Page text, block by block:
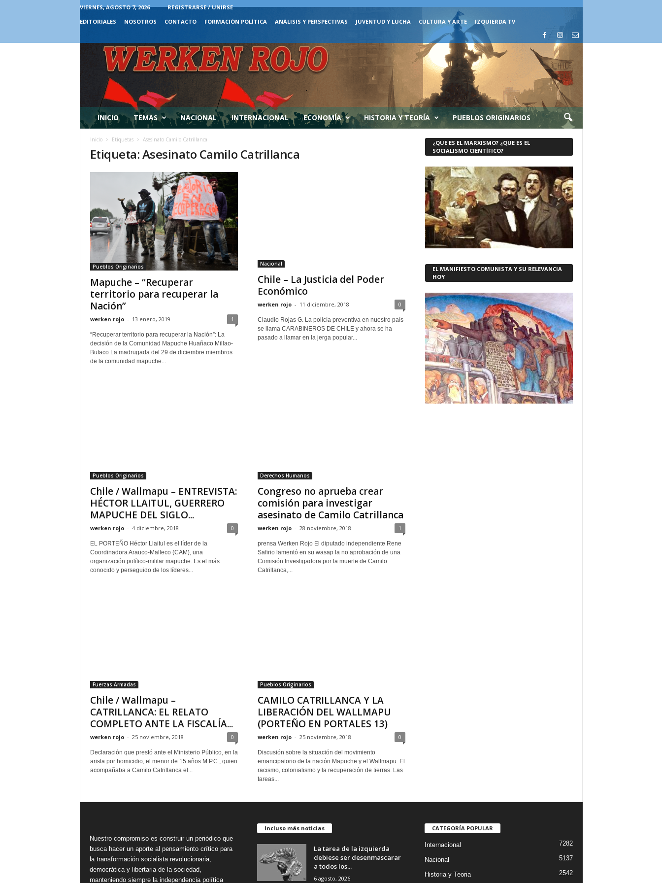
VIERNES, AGOSTO 7, 2026
REGISTRARSE / UNIRSE
EDITORIALES
NOSOTROS CONTACTO FORMACIÓN POLÍTICA ANÁLISIS Y PERSPECTIVAS JUVENTUD Y LUCHA CULTURA Y ARTE IZQUIERDA TV
INICIO TEMAS NACIONAL INTERNACIONAL ECONOMÍA HISTORIA Y TEORÍA PUEBLOS ORIGINARIOS
Inicio Etiquetas Asesinato Camilo Catrillanca
Etiqueta: Asesinato Camilo Catrillanca
Pueblos Originarios
Mapuche – “Recuperar
territorio para recuperar la
Nación”
werken rojo - 13 enero, 2019 1
“Recuperar territorio para recuperar la Nación”: La
decisión de la Comunidad Mapuche Huañaco Millao-
Butaco La madrugada del 29 de diciembre miembros
de la comunidad mapuche...
Nacional
Chile – La Justicia del Poder
Económico
werken rojo - 11 diciembre, 2018 0
Claudio Rojas G. La policía preventiva en nuestro país
se llama CARABINEROS DE CHILE y ahora se ha
pasado a llamar en la jerga popular...
Pueblos Originarios
Chile / Wallmapu – ENTREVISTA:
HÉCTOR LLAITUL, GUERRERO
MAPUCHE DEL SIGLO...
werken rojo - 4 diciembre, 2018 0
EL PORTEÑO Héctor Llaitul es el líder de la
Coordinadora Arauco-Malleco (CAM), una
organización político-militar mapuche. Es el más
conocido y perseguido de los líderes...
Derechos Humanos
Congreso no aprueba crear
comisión para investigar
asesinato de Camilo Catrillanca
werken rojo - 28 noviembre, 2018 1
prensa Werken Rojo El diputado independiente Rene
Safirio lamentó en su wasap la no aprobación de una
Comisión Investigadora por la muerte de Camilo
Catrillanca,...
Fuerzas Armadas
Chile / Wallmapu –
CATRILLANCA: EL RELATO
COMPLETO ANTE LA FISCALÍA...
werken rojo - 25 noviembre, 2018 0
Declaración que prestó ante el Ministerio Público, en la
arista por homicidio, el menor de 15 años M.P.C., quien
acompañaba a Camilo Catrillanca el...
Pueblos Originarios
CAMILO CATRILLANCA Y LA
LIBERACIÓN DEL WALLMAPU
(PORTEÑO EN PORTALES 13)
werken rojo - 25 noviembre, 2018 0
Discusión sobre la situación del movimiento
emancipatorio de la nación Mapuche y el Wallmapu. El
racismo, colonialismo y la recuperación de tierras. Las
tareas...
¿QUE ES EL MARXISMO? ¿QUE ES EL
SOCIALISMO CIENTÍFICO?
EL MANIFIESTO COMUNISTA Y SU RELEVANCIA
HOY
Nuestro compromiso es construir un periódico que
busca hacer un aporte al pensamiento crítico para
la transformación socialista revolucionaria,
democrática y libertaria de la sociedad,
manteniendo siempre la independencia política
Incluso más noticias
La tarea de la izquierda
debiese ser desenmascarar
a todos los...
6 agosto, 2026
CATEGORÍA POPULAR
Internacional 7282
Nacional 5137
Historia y Teoria 2542